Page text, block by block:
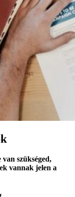
szükséged,
vannak jelen a